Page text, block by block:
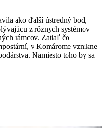
ako ďalší ústredný bod,
z rôznych systémov
rámcov. Zatiaľ čo
v Komárome vznikne
Namiesto toho by sa